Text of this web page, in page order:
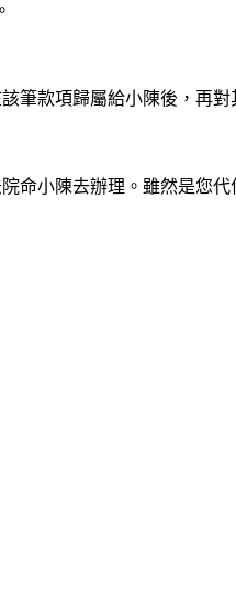
筆款項歸屬給小陳後，再
命小陳去辦理。雖然是您